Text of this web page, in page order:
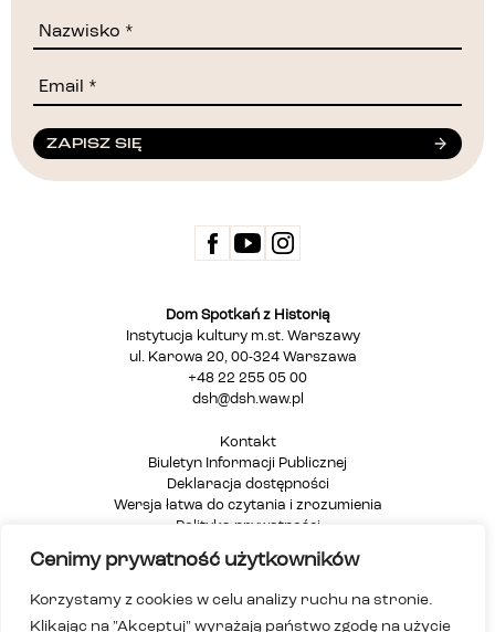
Cenimy prywatność użytkowników
Korzystamy z cookies w celu analizy ruchu na stronie.
Klikając na "Akceptuj" wyrażają państwo zgodę na użycie
ZAPISZ SIĘ
Dom Spotkań z Historią
Instytucja kultury m.st. Warszawy
ul. Karowa 20, 00-324 Warszawa
+48 22 255 05 00
dsh@dsh.waw.pl
Kontakt
Biuletyn Informacji Publicznej
Deklaracja dostępności
Wersja łatwa do czytania i zrozumienia
Polityka prywatności
Mapa strony